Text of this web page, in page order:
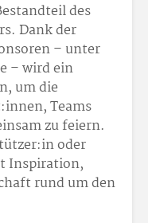
des
Dank der
– unter
– wird ein
um die
Teams
zu feiern.
oder
Inspiration,
rund um den